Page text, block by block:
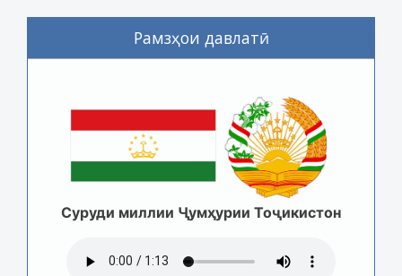
Рамзҳои давлатӣ
Суруди миллии Ҷумҳурии Тоҷикистон